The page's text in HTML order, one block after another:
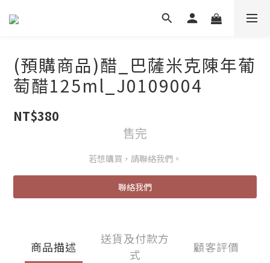
(預購商品)醋_巴薩米克陳年葡
萄醋125ml_J0109004
NT$380
售完
若想購買，請聯絡我們。
聯絡我們
商品描述
送貨及付款方
式
顧客評價